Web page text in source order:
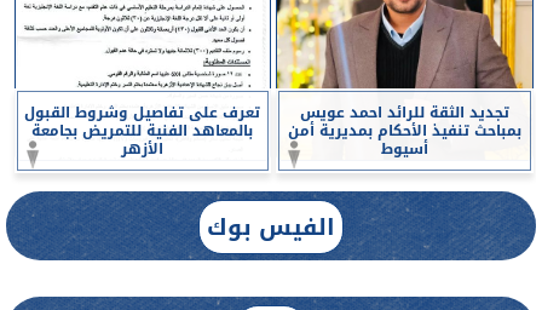
تجديد الثقة للرائد احمد عويس
بمباحث تنفيذ الأحكام بمديرية أمن
أسيوط
تعرف على تفاصيل وشروط القبول
بالمعاهد الفنية للتمريض بجامعة
الأزهر
الفيس بوك